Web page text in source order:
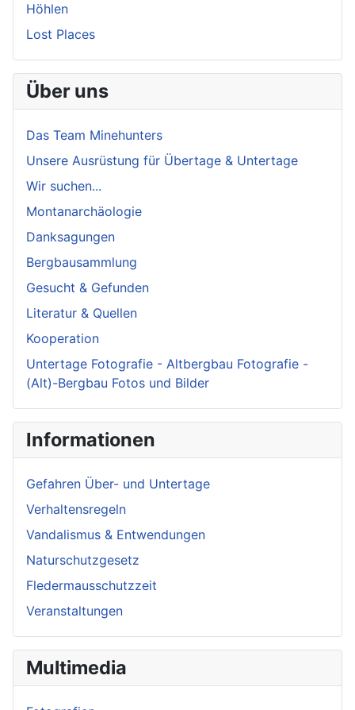
Höhlen
Lost Places
Über uns
Das Team Minehunters
Unsere Ausrüstung für Übertage & Untertage
Wir suchen...
Montanarchäologie
Danksagungen
Bergbausammlung
Gesucht & Gefunden
Literatur & Quellen
Kooperation
Untertage Fotografie - Altbergbau Fotografie -
(Alt)-Bergbau Fotos und Bilder
Informationen
Gefahren Über- und Untertage
Verhaltensregeln
Vandalismus & Entwendungen
Naturschutzgesetz
Fledermausschutzzeit
Veranstaltungen
Multimedia